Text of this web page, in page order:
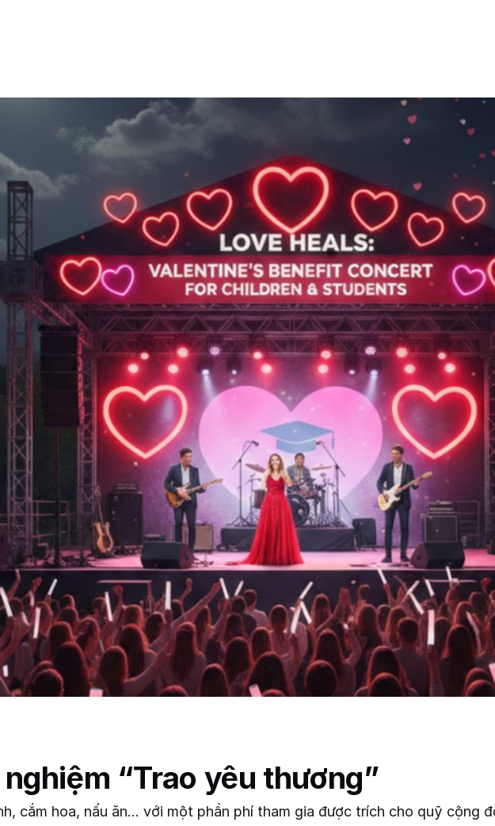
“Trao yêu thương”
cắm hoa, nấu ăn… với một phần phí tham gia được trích cho quỹ cộng